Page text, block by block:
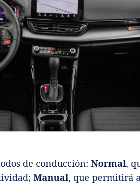
de conducción: Normal,
Manual, que permitirá